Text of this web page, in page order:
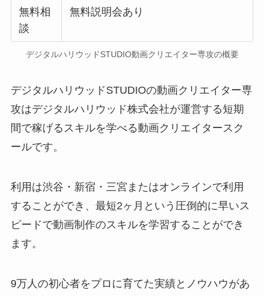
無料相
談
無料説明会あり
デジタルハリウッドSTUDIO動画クリエイター専攻の概要
デジタルハリウッドSTUDIOの動画クリエイター専
攻はデジタルハリウッド株式会社が運営する短期
間で稼げるスキルを学べる動画クリエイタースク
ールです。
利用は渋谷・新宿・三宮またはオンラインで利用
することができ、最短2ヶ月という圧倒的に早いス
ピードで動画制作のスキルを学習することができ
ます。
9万人の初心者をプロに育てた実績とノウハウがあ